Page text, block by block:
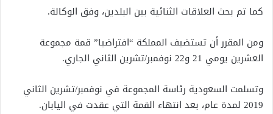
كما تم بحث العلاقات الثنائية بين البلدين، وفق الوكالة.
ومن المقرر أن تستضيف المملكة “افتراضيا” قمة مجموعة
العشرين يومي 21 و22 نوفمبر/تشرين الثاني الجاري.
وتسلمت السعودية رئاسة المجموعة في نوفمبر/تشرين الثاني
2019 لمدة عام، بعد انتهاء القمة التي عقدت في اليابان.